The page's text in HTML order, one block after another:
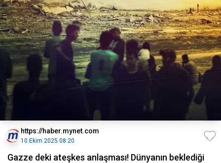
https://haber.mynet.com
10 Ekim 2025 08:20
Gazze deki ateşkes anlaşması! Dünyanın beklediği